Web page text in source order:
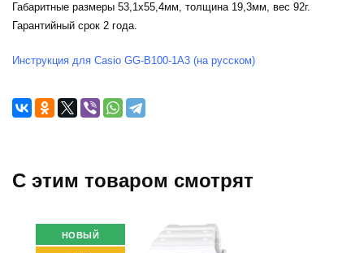
Габаритные размеры 53,1х55,4мм, толщина 19,3мм, вес 92г.
Гарантийный срок 2 года.
Инструкция для Casio GG-B100-1A3 (на русском)
C этим товаром смотрят
НОВЫЙ